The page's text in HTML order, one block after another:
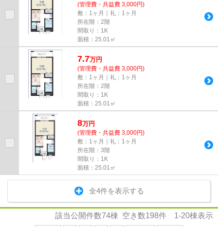
(管理費・共益費 3,000円)
敷：1ヶ月｜礼：1ヶ月
所在階：2階
間取り：1K
面積：25.01㎡
7.7万円
(管理費・共益費 3,000円)
敷：1ヶ月｜礼：1ヶ月
所在階：2階
間取り：1K
面積：25.01㎡
8万円
(管理費・共益費 3,000円)
敷：1ヶ月｜礼：1ヶ月
所在階：3階
間取り：1K
面積：25.01㎡
全4件を表示する
該当公開件数74棟 空き数198件 1-20棟表示